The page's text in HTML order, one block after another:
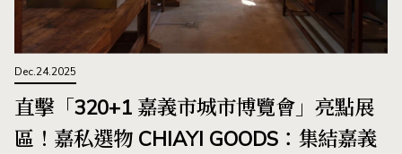
Dec.24.2025
直擊「320+1 嘉義市城市博覽會」亮點展
區！嘉私選物 CHIAYI GOODS：集結嘉義